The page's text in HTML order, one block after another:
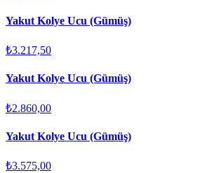
Yakut Kolye Ucu (Gümüş)
₺3.217,50
Yakut Kolye Ucu (Gümüş)
₺2.860,00
Yakut Kolye Ucu (Gümüş)
₺3.575,00